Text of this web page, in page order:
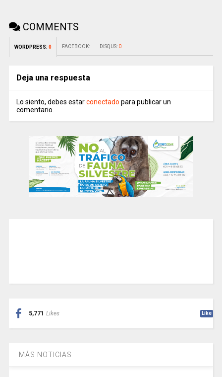
COMMENTS
WORDPRESS: 0 FACEBOOK: DISQUS: 0
Deja una respuesta
Lo siento, debes estarconectado para publicar un
comentario.
5,771 Likes Like
MÁS NOTICIAS